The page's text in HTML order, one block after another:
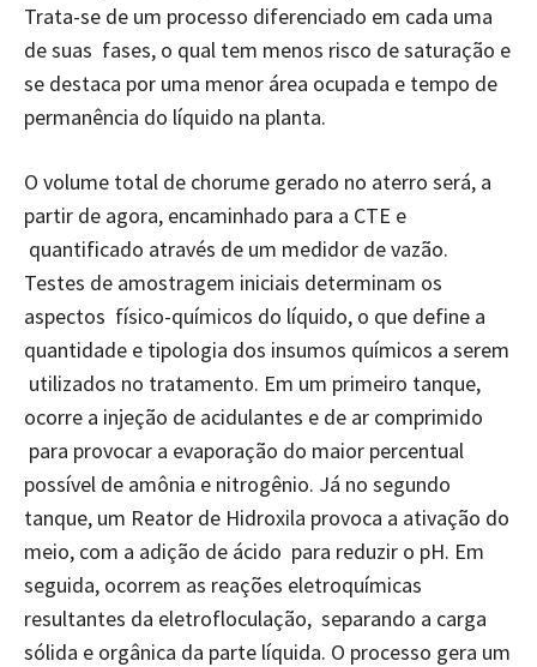
Trata-se de um processo diferenciado em cada uma
de suas fases, o qual tem menos risco de saturação e
se destaca por uma menor área ocupada e tempo de
permanência do líquido na planta.
O volume total de chorume gerado no aterro será, a
partir de agora, encaminhado para a CTE e
quantificado através de um medidor de vazão.
Testes de amostragem iniciais determinam os
aspectos físico-químicos do líquido, o que define a
quantidade e tipologia dos insumos químicos a serem
utilizados no tratamento. Em um primeiro tanque,
ocorre a injeção de acidulantes e de ar comprimido
para provocar a evaporação do maior percentual
possível de amônia e nitrogênio. Já no segundo
tanque, um Reator de Hidroxila provoca a ativação do
meio, com a adição de ácido para reduzir o pH. Em
seguida, ocorrem as reações eletroquímicas
resultantes da eletrofloculação, separando a carga
sólida e orgânica da parte líquida. O processo gera um